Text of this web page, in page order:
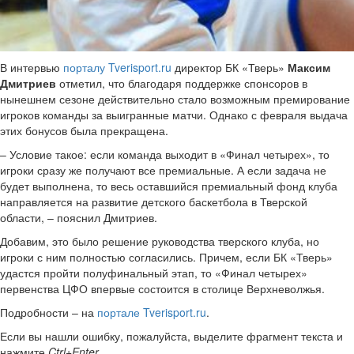
В интервью порталу Tverisport.ru директор БК «Тверь» Максим
Дмитриев отметил, что благодаря поддержке спонсоров в
нынешнем сезоне действительно стало возможным премирование
игроков команды за выигранные матчи. Однако с февраля выдача
этих бонусов была прекращена.
– Условие такое: если команда выходит в «Финал четырех», то
игроки сразу же получают все премиальные. А если задача не
будет выполнена, то весь оставшийся премиальный фонд клуба
направляется на развитие детского баскетбола в Тверской
области, – пояснил Дмитриев.
Добавим, это было решение руководства тверского клуба, но
игроки с ним полностью согласились. Причем, если БК «Тверь»
удастся пройти полуфинальный этап, то «Финал четырех»
первенства ЦФО впервые состоится в столице Верхневолжья.
Подробности – на портале Tverisport.ru.
Если вы нашли ошибку, пожалуйста, выделите фрагмент текста и